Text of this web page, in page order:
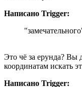
Написано Trigger:
Это чё за ерунда? Вы
координатам искать
Написано Trigger: